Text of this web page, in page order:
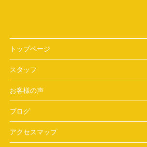
トップページ
スタッフ
お客様の声
ブログ
アクセスマップ